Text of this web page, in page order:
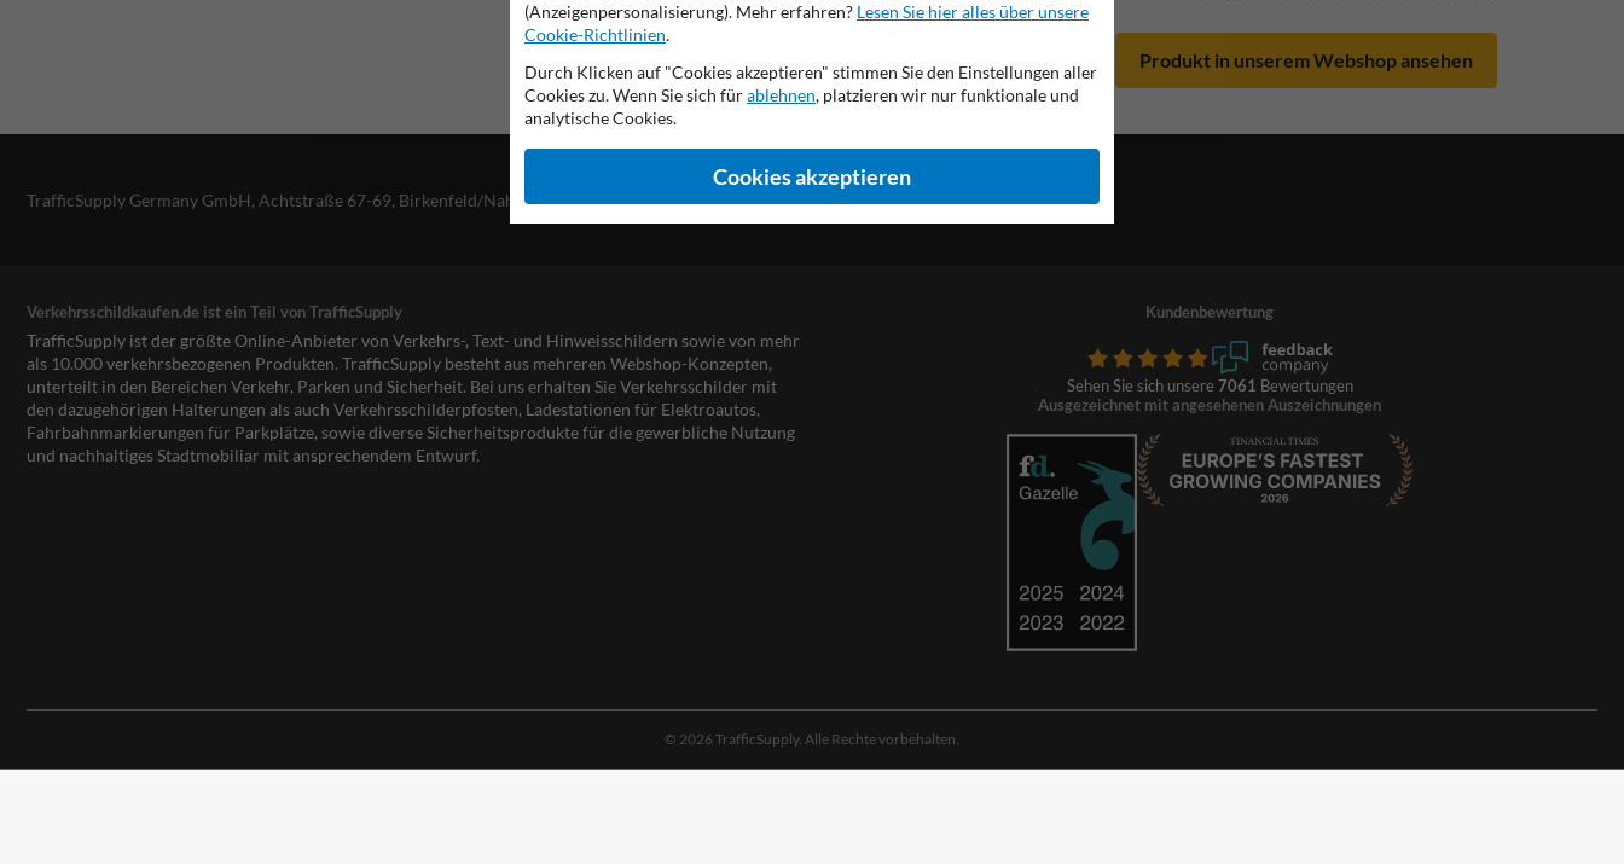
Produkt in unserem Webshop ansehen
TrafficSupply Germany GmbH, Achtstraße 67-69, Birkenfeld/Nahe, DE
Verkehrsschildkaufen.de ist ein Teil von TrafficSupply
TrafficSupply ist der größte Online-Anbieter von Verkehrs-, Text- und Hinweisschildern sowie von mehr
als 10.000 verkehrsbezogenen Produkten. TrafficSupply besteht aus mehreren Webshop-Konzepten,
unterteilt in den Bereichen Verkehr, Parken und Sicherheit. Bei uns erhalten Sie Verkehrsschilder mit
den dazugehörigen Halterungen als auch Verkehrsschilderpfosten, Ladestationen für Elektroautos,
Fahrbahnmarkierungen für Parkplätze, sowie diverse Sicherheitsprodukte für die gewerbliche Nutzung
und nachhaltiges Stadtmobiliar mit ansprechendem Entwurf.
Kundenbewertung
Sehen Sie sich unsere 7061 Bewertungen
Ausgezeichnet mit angesehenen Auszeichnungen
© 2026 TrafficSupply. Alle Rechte vorbehalten.
(Anzeigenpersonalisierung). Mehr erfahren? Lesen Sie hier alles über unsere
Cookie-Richtlinien.
Durch Klicken auf "Cookies akzeptieren" stimmen Sie den Einstellungen aller
Cookies zu. Wenn Sie sich fürablehnen, platzieren wir nur funktionale und
analytische Cookies.
Cookies akzeptieren